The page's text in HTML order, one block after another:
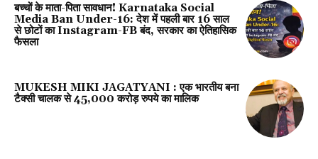
बच्चों के माता-पिता सावधान! Karnataka Social
Media Ban Under-16: देश में पहली बार 16 साल
से छोटों का Instagram-FB बंद, सरकार का ऐतिहासिक
फैसला
MUKESH MIKI JAGATYANI : एक भारतीय बना
टैक्सी चालक से 45,000 करोड़ रुपये का मालिक